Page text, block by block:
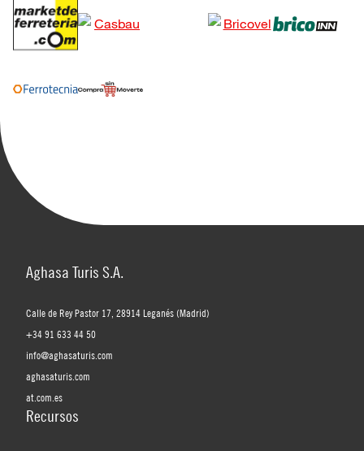
Aghasa Turis S.A.
Calle de Rey Pastor 17, 28914 Leganés (Madrid)
+34 91 633 44 50
info@aghasaturis.com
aghasaturis.com
at.com.es
Recursos